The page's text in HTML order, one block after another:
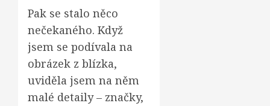
Pak se stalo něco
nečekaného. Když
jsem se podívala na
obrázek z blízka,
uviděla jsem na něm
malé detaily – značky,